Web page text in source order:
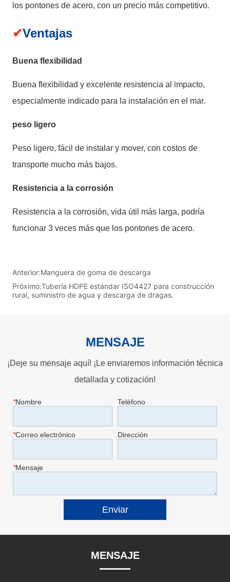
Anterior:Manguera de goma de descarga
Próximo:Tubería HDPE estándar ISO4427 para construcción
rural, suministro de agua y descarga de dragas.
MENSAJE
¡Deje su mensaje aquí! ¡Le enviaremos información técnica
detallada y cotización!
*Nombre Teléfono
*Correo electrónico Dirección
*Mensaje
Enviar
MENSAJE